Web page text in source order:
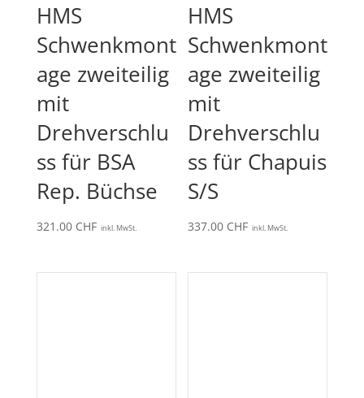
HMS
Schwenkmont
age zweiteilig
mit
Drehverschlu
ss für BSA
Rep. Büchse
321.00 CHF inkl. MwSt.
HMS
Schwenkmont
age zweiteilig
mit
Drehverschlu
ss für Chapuis
S/S
337.00 CHF inkl. MwSt.